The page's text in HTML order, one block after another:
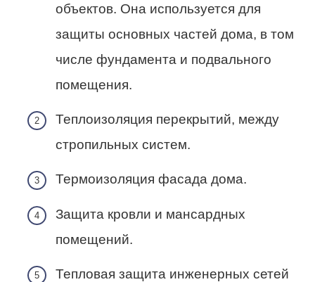
объектов. Она используется для
защиты основных частей дома, в том
числе фундамента и подвального
помещения.
Теплоизоляция перекрытий, между
стропильных систем.
Термоизоляция фасада дома.
Защита кровли и мансардных
помещений.
Тепловая защита инженерных сетей